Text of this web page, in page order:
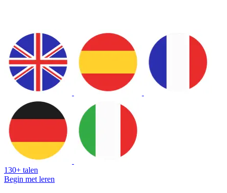
130+ talen
Begin met leren